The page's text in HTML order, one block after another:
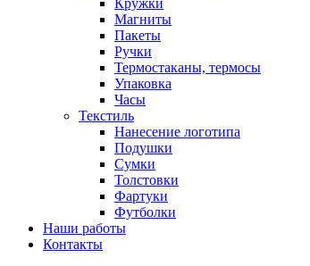
Кружки
Магниты
Пакеты
Ручки
Термостаканы, термосы
Упаковка
Часы
Текстиль
Нанесение логотипа
Подушки
Сумки
Толстовки
Фартуки
Футболки
Наши работы
Контакты